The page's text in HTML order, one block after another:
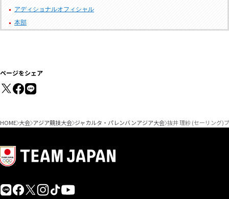
アディショナルオフィシャル
本部
ページをシェア
HOME 大会 アジア競技大会 ジャカルタ・パレンバンアジア大会 抜井 理紗 (セーリング)